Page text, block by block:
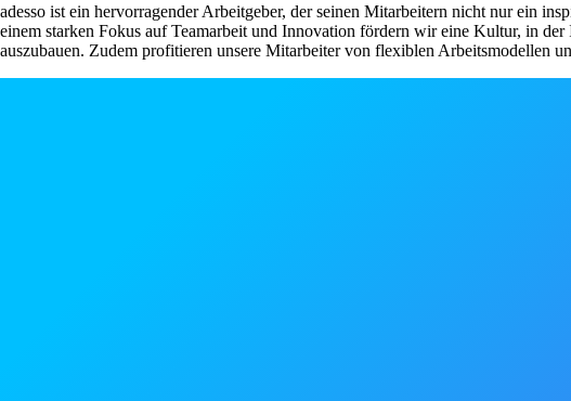
adesso ist ein hervorragender Arbeitgeber, der seinen Mitarbeitern nicht nur ein
einem starken Fokus auf Teamarbeit und Innovation fördern wir eine Kultur, in
auszubauen. Zudem profitieren unsere Mitarbeiter von flexiblen Arbeitsmodellen